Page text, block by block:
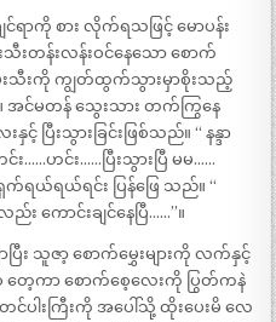
င်ရာကို စား လိုက်ရသဖြင့် မောပန်း
းတန်းလန်းဝင်နေသော စောက်
ရမ်းသီးကို ကျွတ်ထွက်သွားမှာစိုးသည့်
င်မတန် သွေးသား တက်ကြွနေ
ပြီးသွားခြင်းဖြစ်သည်။ “ နန္ဒာ
း……ဟင်း……ပြီးသွားပြီ မမ……
က်ရယ်ရယ်ရင်း ပြန်ဖြေ သည်။ “
ကောင်းချင်နေပြီ……”။
ြီး သူဇာ့ စောက်မွှေးများကို လက်နှင့်
ဝ တေ့ကာ စောက်စေ့လေးကို ပြွတ်ကနဲ
းကြီးကို အပေါ်သို့ ထိုးပေးမိ လေ